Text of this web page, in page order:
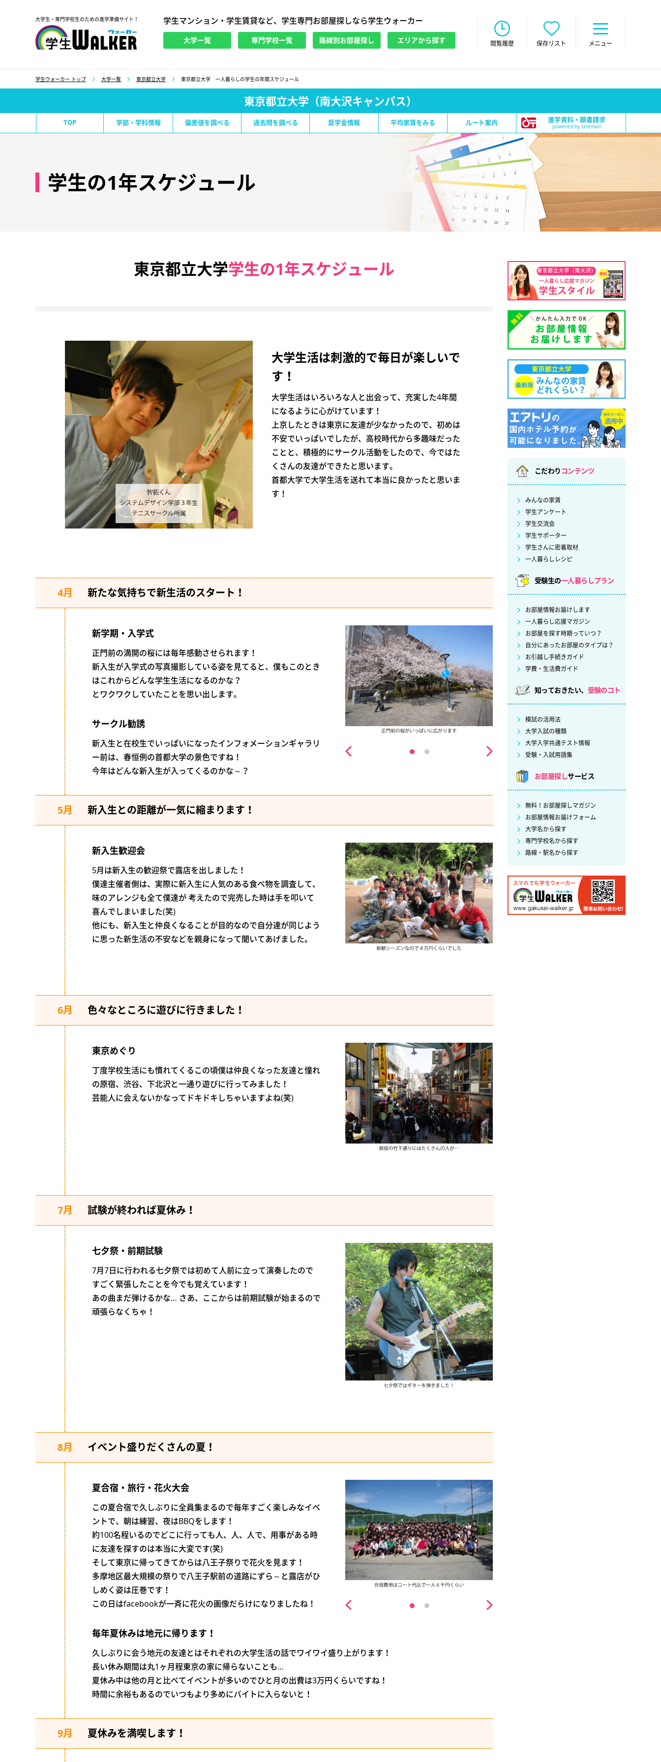
大学生・専門学校生のための進学準備サイト！ 学生マンション・学生賃貸など、学生専門お部屋探しなら学生ウォーカー
大学一覧 専門学校一覧 路線別お部屋探し エリアから探す 閲覧履歴 保存リスト メニュー
学生ウォーカー トップ 大学一覧 東京都立大学 東京都立大学 一人暮らしの学生の年間スケジュール
東京都立大学（南大沢キャンパス）
TOP 学部・学科情報 偏差値を調べる 過去問を調べる 奨学金情報 平均家賃をみる ルート案内 進学資料・願書請求
powered by telemail
学生の1年スケジュール
東京都立大学学生の1年スケジュール
大学生活は刺激的で毎日が楽しいで
す！
大学生活はいろいろな人と出会って、充実した4年間
になるように心がけています！
上京したときは東京に友達が少なかったので、初めは
不安でいっぱいでしたが、高校時代から多趣味だった
ことと、積極的にサークル活動をしたので、今ではた
くさんの友達ができたと思います。
首都大学で大学生活を送れて本当に良かったと思いま
す！
4月 新たな気持ちで新生活のスタート！
新学期・入学式
正門前の満開の桜には毎年感動させられます！
新入生が入学式の写真撮影している姿を見てると、僕もこのとき
はこれからどんな学生生活になるのかな？
とワクワクしていたことを思い出します。
サークル勧誘
新入生と在校生でいっぱいになったインフォメーションギャラリ
ー前は、春恒例の首都大学の景色ですね！
今年はどんな新入生が入ってくるのかな～？
5月 新入生との距離が一気に縮まります！
新入生歓迎会
5月は新入生の歓迎祭で露店を出しました！
僕達主催者側は、実際に新入生に人気のある食べ物を調査して、
味のアレンジも全て僕達が 考えたので完売した時は手を叩いて
喜んでしまいました(笑)
他にも、新入生と仲良くなることが目的なので自分達が同じよう
に思った新生活の不安などを親身になって聞いてあげました。
6月 色々なところに遊びに行きました！
東京めぐり
丁度学校生活にも慣れてくるこの頃僕は仲良くなった友達と憧れ
の原宿、渋谷、下北沢と一通り遊びに行ってみました！
芸能人に会えないかなってドキドキしちゃいますよね(笑)
7月 試験が終われば夏休み！
七夕祭・前期試験
7月7日に行われる七夕祭では初めて人前に立って演奏したので
すごく緊張したことを今でも覚えています！
あの曲まだ弾けるかな… さあ、ここからは前期試験が始まるので
頑張らなくちゃ！
8月 イベント盛りだくさんの夏！
夏合宿・旅行・花火大会
この夏合宿で久しぶりに全員集まるので毎年すごく楽しみなイベ
ントで、朝は練習、夜はBBQをします！
約100名程いるのでどこに行っても人、人、人で、用事がある時
に友達を探すのは本当に大変です(笑)
そして東京に帰ってきてからは八王子祭りで花火を見ます！
多摩地区最大規模の祭りで八王子駅前の道路にずら～と露店がひ
しめく姿は圧巻です！
この日はfacebookが一斉に花火の画像だらけになりましたね！
毎年夏休みは地元に帰ります！
久しぶりに会う地元の友達とはそれぞれの大学生活の話でワイワイ盛り上がります！
長い休み期間は丸1ヶ月程東京の家に帰らないことも…
夏休み中は他の月と比べてイベントが多いのでひと月の出費は3万円くらいですね！
時間に余裕もあるのでいつもより多めにバイトに入らないと！
9月 夏休みを満喫します！
東京都立大学（南大沢）
こだわり コンテンツ
みんなの家賃
学生アンケート
学生交流会
学生サポーター
学生さんに密着取材
一人暮らしレシピ
受験生の一人暮らしプラン
お部屋情報お届けします
一人暮らし応援マガジン
お部屋を探す時期っていつ？
自分にあったお部屋のタイプは？
お引越し手続きガイド
学費・生活費ガイド
知っておきたい、 受験のコト
模試の活用法
大学入試の種類
大学入学共通テスト情報
受験・入試用語集
お部屋探しサービス
無料！お部屋探しマガジン
お部屋情報お届けフォーム
大学名から探す
専門学校名から探す
路線・駅名から探す